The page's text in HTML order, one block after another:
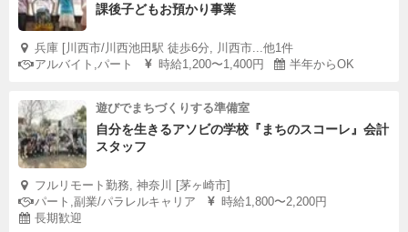
課後子どもお預かり事業
兵庫 [川西市/川西池田駅 徒歩6分, 川西市...他1件
アルバイト,パート
時給1,200〜1,400円 半年からOK
遊びでまちづくりする準備室
自分を生きるアソビの学校『まちのスコーレ』会計
スタッフ
フルリモート勤務, 神奈川 [茅ヶ崎市]
パート,副業/パラレルキャリア
時給1,800〜2,200円
長期歓迎